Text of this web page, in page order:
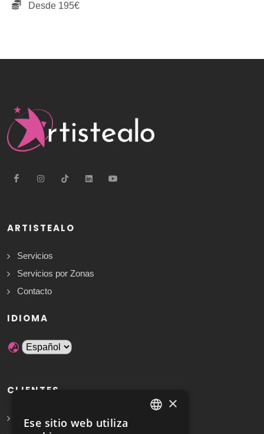
Desde 195€
ARTISTEALO
Servicios
Servicios por Zonas
Contacto
IDIOMA
CLIENTES
Solicita Presupuesto Gratis
×
Ese sitio web utiliza